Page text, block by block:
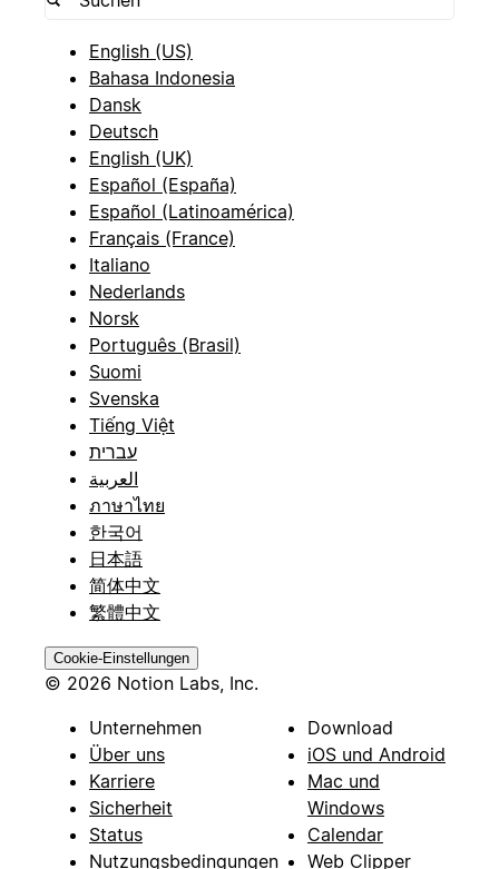
English (US)
Bahasa Indonesia
Dansk
Deutsch
English (UK)
Español (España)
Español (Latinoamérica)
Français (France)
Italiano
Nederlands
Norsk
Português (Brasil)
Suomi
Svenska
Tiếng Việt
עברית
العربية
ภาษาไทย
한국어
日本語
简体中文
繁體中文
Cookie-Einstellungen
© 2026 Notion Labs, Inc.
Unternehmen
Über uns
Karriere
Sicherheit
Status
Nutzungsbedingungen
Download
iOS und Android
Mac und
Windows
Calendar
Web Clipper